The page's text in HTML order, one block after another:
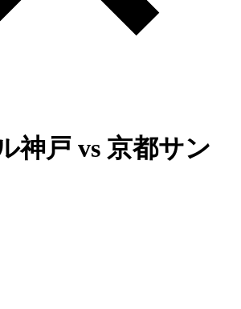
神戸 vs 京都サン